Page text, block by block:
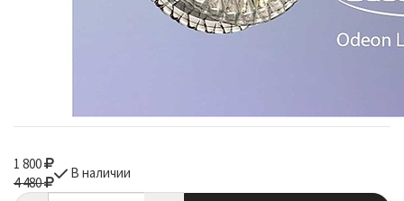
1 800
4 480
В наличии